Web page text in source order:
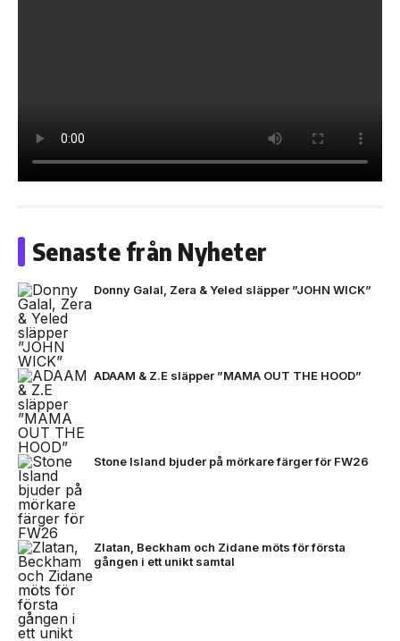
Senaste från Nyheter
Donny Galal, Zera & Yeled släpper ”JOHN WICK”
ADAAM & Z.E släpper ”MAMA OUT THE HOOD”
Stone Island bjuder på mörkare färger för FW26
Zlatan, Beckham och Zidane möts för första
gången i ett unikt samtal